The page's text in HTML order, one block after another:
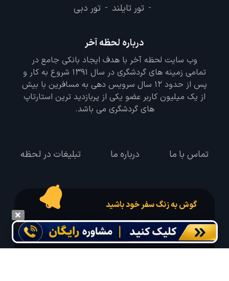
- تور تایلند - تور دبی
درباره لحظه آخر
وب سایت لحظه آخر با هدف ایجاد بانکی جامع در
تمامی زمینه های گردشگری در سال 1391 شروع به کار و
پس از حدود 12 سال سرویس دهی به مسافرین با بیش
از یک میلیون کاربر عضو یکی از پربازدید ترین استارتاپ
های گردشگری می باشد.
تماس با ما درباره ما تبلیغات در لحظه
گوش به زنگ سفر خود باشید
درخواست سفر خود را در مدت زمان دلخواه ثبت و پیامک بهترین آفر مربوط به تور
درخواستی خود را دریافت نمایید